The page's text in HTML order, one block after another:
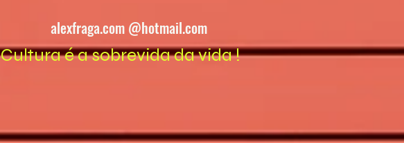
alexfraga.com @hotmail.com
Cultura é a sobrevida da vida !